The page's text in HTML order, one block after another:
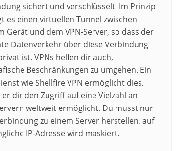
sichert und verschlüsselt. Im Prinzip
es einen virtuellen Tunnel zwischen
Gerät und dem VPN-Server, so dass der
Datenverkehr über diese Verbindung
ist. VPNs helfen dir auch,
Beschränkungen zu umgehen. Ein
wie Shellfire VPN ermöglicht dies,
dir den Zugriff auf eine Vielzahl an
weltweit ermöglicht. Du musst nur
zu einem Server herstellen, auf
IP-Adresse wird maskiert.